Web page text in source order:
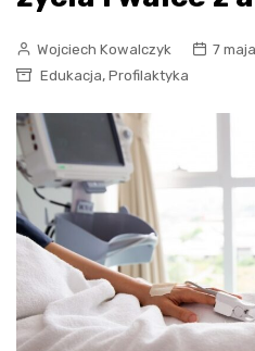
Wojciech Kowalczyk
7
Edukacja, Profilaktyka